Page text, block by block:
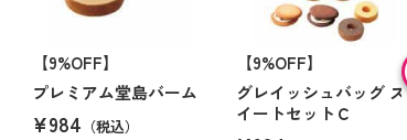
【9%OFF】
プレミアム堂島バーム
¥984 （税込）
【9%OFF】
グレイッシュバッグ ス
イートセットＣ